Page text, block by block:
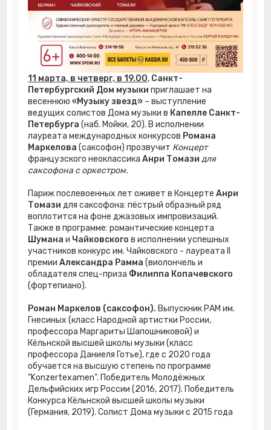
11 марта, в четверг, в 19.00, Санкт-
Петербургский Дом музыки приглашает на
весеннюю«Музыку звезд» – выступление
ведущих солистов Дома музыки в Капелле Санкт-
Петербурга (наб. Мойки, 20). В исполнении
лауреата международных конкурсов Романа
Маркелова (саксофон) прозвучит Концерт
французского неоклассикаАнри Томази для
саксофона с оркестром.
Париж послевоенных лет оживет в КонцертеАнри
Томази для саксофона: пёстрый образный ряд
воплотится на фоне джазовых импровизаций.
Также в программе: романтические концерта
Шумана и Чайковского в исполнении успешных
участников конкурс им. Чайковского - лауреата II
премииАлександра Рамма (виолончель и
обладателя спец-приза Филиппа Копачевского
(фортепиано).
Роман Маркелов (саксофон). Выпускник РАМ им.
Гнесиных (класс Народной артистки России,
профессора Маргариты Шапошниковой) и
Кёльнской высшей школы музыки (класс
профессора Даниеля Готье), где с 2020 года
обучается на высшую степень по программе
"Konzertexamen". Победитель Молодёжных
Дельфийских игр России (2016, 2017). Победитель
Конкурса Кёльнской высшей школы музыки
(Германия, 2019). Солист Дома музыки с 2015 года